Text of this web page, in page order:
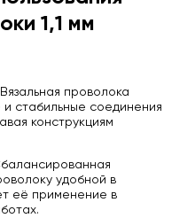
1,1 мм
Вязальная проволока
стабильные соединения
конструкциям
удобной в
её применение в